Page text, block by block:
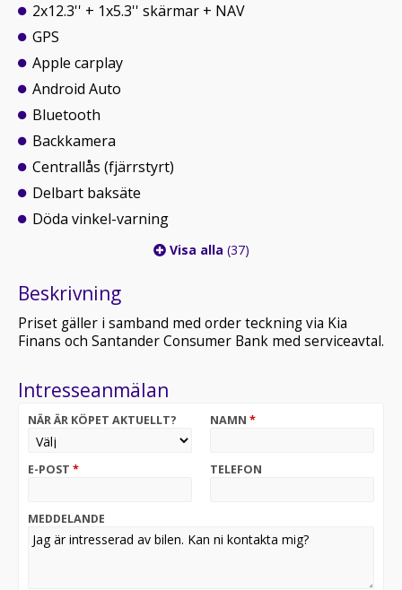
2x12.3'' + 1x5.3'' skärmar + NAV
GPS
Apple carplay
Android Auto
Bluetooth
Backkamera
Centrallås (fjärrstyrt)
Delbart baksäte
Döda vinkel-varning
Visa alla (37)
Beskrivning
Priset gäller i samband med order teckning via Kia
Finans och Santander Consumer Bank med serviceavtal.
Intresseanmälan
NÄR ÄR KÖPET AKTUELLT? NAMN *
E-POST * TELEFON
MEDDELANDE